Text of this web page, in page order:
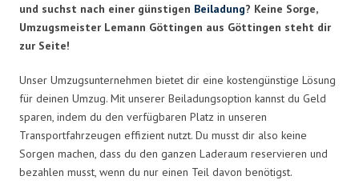
und suchst nach einer günstigen Beiladung? Keine Sorge,
Umzugsmeister Lemann Göttingen aus Göttingen steht dir
zur Seite!
Unser Umzugsunternehmen bietet dir eine kostengünstige Lösung
für deinen Umzug. Mit unserer Beiladungsoption kannst du Geld
sparen, indem du den verfügbaren Platz in unseren
Transportfahrzeugen effizient nutzt. Du musst dir also keine
Sorgen machen, dass du den ganzen Laderaum reservieren und
bezahlen musst, wenn du nur einen Teil davon benötigst.